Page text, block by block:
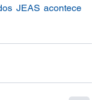
JEAS acontece